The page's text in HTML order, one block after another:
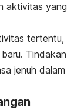
aktivitas yang
tertentu,
Tindakan
jenuh dalam